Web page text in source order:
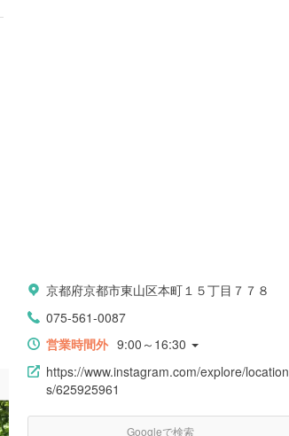
京都府京都市東山区本町１５丁目７７８
075-561-0087
営業時間外 9:00～16:30
https://www.instagram.com/explore/location
s/625925961
Googleで検索